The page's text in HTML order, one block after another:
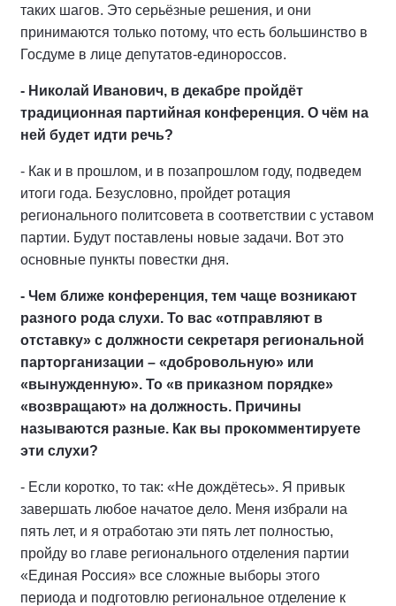
таких шагов. Это серьёзные решения, и они
принимаются только потому, что есть большинство в
Госдуме в лице депутатов-единороссов.
- Николай Иванович, в декабре пройдёт
традиционная партийная конференция. О чём на
ней будет идти речь?
- Как и в прошлом, и в позапрошлом году, подведем
итоги года. Безусловно, пройдет ротация
регионального политсовета в соответствии с уставом
партии. Будут поставлены новые задачи. Вот это
основные пункты повестки дня.
- Чем ближе конференция, тем чаще возникают
разного рода слухи. То вас «отправляют в
отставку» с должности секретаря региональной
парторганизации – «добровольную» или
«вынужденную». То «в приказном порядке»
«возвращают» на должность. Причины
называются разные. Как вы прокомментируете
эти слухи?
- Если коротко, то так: «Не дождётесь». Я привык
завершать любое начатое дело. Меня избрали на
пять лет, и я отработаю эти пять лет полностью,
пройду во главе регионального отделения партии
«Единая Россия» все сложные выборы этого
периода и подготовлю региональное отделение к